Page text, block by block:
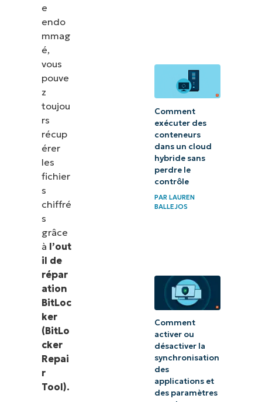
avec la
données
e
endo
mmag
é,
vous
pouve
z
toujou
rs
récup
érer
les
fichier
s
chiffré
s
grâce
à l’out
il de
répar
ation
BitLoc
ker
(BitLo
cker
Repai
r
Tool).
Comment
exécuter des
conteneurs
dans un cloud
hybride sans
perdre le
contrôle
PAR LAUREN
BALLEJOS
Comment
activer ou
désactiver la
synchronisation
des
applications et
des paramètres